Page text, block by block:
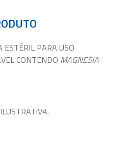
ESTÉRIL PARA USO
CONTENDO MAGNESIA